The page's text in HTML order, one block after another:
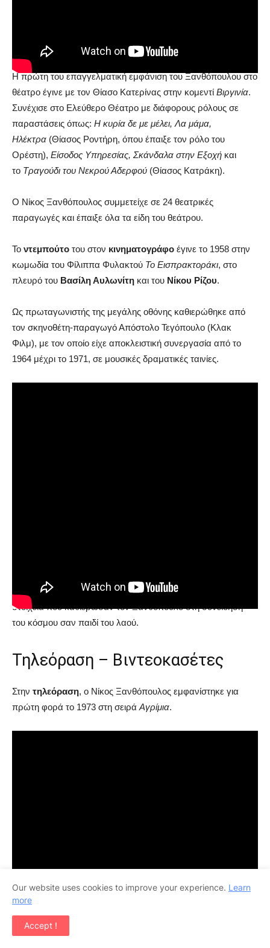
Θέατρο – Κινηματογράφος
Η πρώτη του επαγγελματική εμφάνιση του Ξανθόπουλου στο
θέατρο έγινε με τον Θίασο Κατερίνας στην κομεντί Βιργινία.
Συνέχισε στο Ελεύθερο Θέατρο με διάφορους ρόλους σε
παραστάσεις όπως: Η κυρία δε με μέλει, Λα μάμα,
Ηλέκτρα (Θίασος Ροντήρη, όπου έπαιξε τον ρόλο του
Ορέστη), Είσοδος Υπηρεσίας, Σκάνδαλα στην Εξοχή και
το Τραγούδι του Νεκρού Αδερφού (Θίασος Κατράκη).
Ο Νίκος Ξανθόπουλος συμμετείχε σε 24 θεατρικές
παραγωγές και έπαιξε όλα τα είδη του θεάτρου.
Το ντεμπούτο του στον κινηματογράφο έγινε το 1958 στην
κωμωδία του Φίλιππα Φυλακτού Το Εισπρακτοράκι, στο
πλευρό του Βασίλη Αυλωνίτη και του Νίκου Ρίζου.
Ως πρωταγωνιστής της μεγάλης οθόνης καθιερώθηκε από
τον σκηνοθέτη-παραγωγό Απόστολο Τεγόπουλο (Κλακ
Φιλμ), με τον οποίο είχε αποκλειστική συνεργασία από το
1964 μέχρι το 1971, σε μουσικές δραματικές ταινίες.
Αγάπησα και Πόνεσα όπου παρουσιάζονται όλα τα
στοιχεία που καθιέρωσαν τον Ξανθόπουλο στη συνείδηση
του κόσμου σαν παιδί του λαού.
Τηλεόραση – Βιντεοκασέτες
Στην τηλεόραση, ο Νίκος Ξανθόπουλος εμφανίστηκε για
πρώτη φορά το 1973 στη σειρά Αγρίμια.
Ερρίκου ΘαλασσινούΤο Ημερολόγιο ενός Θυρωρού. Εκεί
υποδύθηκε τον καπετάνιο που θέλει να μπαρκάρει και δεν
μπορεί να βρει κάπου να αφήσει τον γιο του. Ο ρόλος ήταν
αφορμή να ξαναρχίσει το κάπνισμα.
Our website uses cookies to improve your experience. Learn
more
Accept !